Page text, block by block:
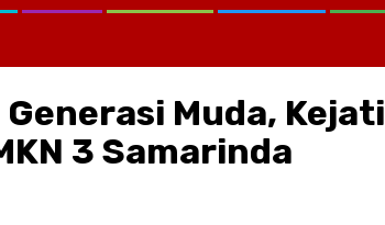
Muda, Kejati
3 Samarinda